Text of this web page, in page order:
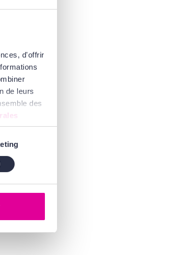
d'offrir
de leurs
des